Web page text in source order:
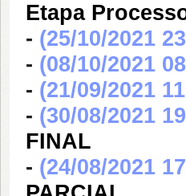
Etapa
- (25/10/2021
- (08/10/2021
- (21/09/2021
- (30/08/2021
FINAL
- (24/08/2021